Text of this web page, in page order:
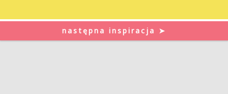
następna inspiracja ➤